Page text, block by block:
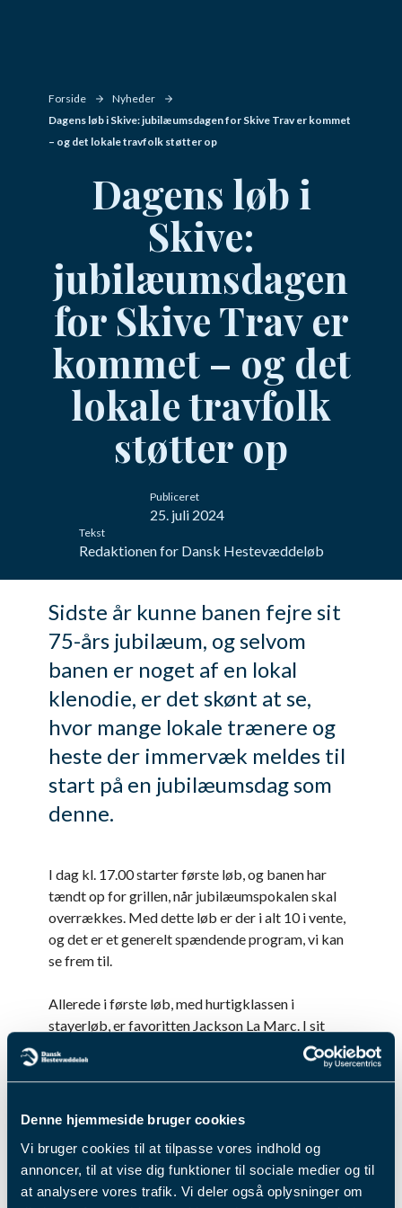
Denne hjemmeside bruger cookies
Vi bruger cookies til at tilpasse vores indhold og
annoncer, til at vise dig funktioner til sociale medier og til
at analysere vores trafik. Vi deler også oplysninger om
Forside
Nyheder
Dagens løb i Skive: jubilæumsdagen for Skive Trav er kommet
– og det lokale travfolk støtter op
Dagens løb i
Skive:
jubilæumsdagen
for Skive Trav er
kommet – og det
lokale travfolk
støtter op
Publiceret
25. juli 2024
Tekst
Redaktionen for Dansk Hestevæddeløb
Sidste år kunne banen fejre sit
75-års jubilæum, og selvom
banen er noget af en lokal
klenodie, er det skønt at se,
hvor mange lokale trænere og
heste der immervæk meldes til
start på en jubilæumsdag som
denne.
I dag kl. 17.00 starter første løb, og banen har
tændt op for grillen, når jubilæumspokalen skal
overrækkes. Med dette løb er der i alt 10 i vente,
og det er et generelt spændende program, vi kan
se frem til.
Allerede i første løb, med hurtigklassen i
stayerløb, er favoritten Jackson La Marc. I sit
seneste løb blev den fanget, og den lignede en
hest med en del overskud, da den kom i mål. Så
spændende at se, om der er fuld kraft og fart i den
lange distance.
I løb nr. 3 venter dagens store begivenhed, hvor
særligt E Type Cash bliver spændende at se i